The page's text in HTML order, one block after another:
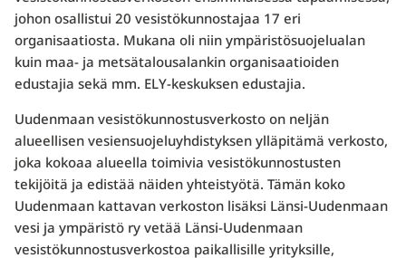
johon osallistui 20 vesistökunnostajaa 17 eri
organisaatiosta. Mukana oli niin ympäristösuojelualan
kuin maa- ja metsätalousalankin organisaatioiden
edustajia sekä mm. ELY-keskuksen edustajia.
Uudenmaan vesistökunnostusverkosto on neljän
alueellisen vesiensuojeluyhdistyksen ylläpitämä verkosto,
joka kokoaa alueella toimivia vesistökunnostusten
tekijöitä ja edistää näiden yhteistyötä. Tämän koko
Uudenmaan kattavan verkoston lisäksi Länsi-Uudenmaan
vesi ja ympäristö ry vetää Länsi-Uudenmaan
vesistökunnostusverkostoa paikallisille yrityksille,